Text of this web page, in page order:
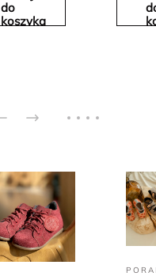
do
koszyka